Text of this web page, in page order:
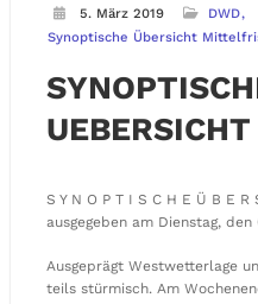
5. März 2019 DWD
Synoptische Übersicht
S Y N O P T I S C H E Ü B E
ausgegeben am Dienstag, den
Ausgeprägt Westwetterlage
teils stürmisch. Am